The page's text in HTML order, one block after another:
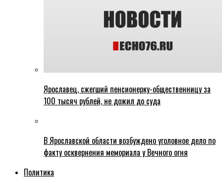
Ярославец, сжегший пенсионерку-общественницу за
100 тысяч рублей, не дожил до суда
В Ярославской области возбуждено уголовное дело по
факту осквернения мемориала у Вечного огня
Политика